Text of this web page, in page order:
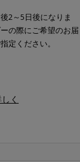
2～5日後になりま
の際にご希望のお届
定ください。
く